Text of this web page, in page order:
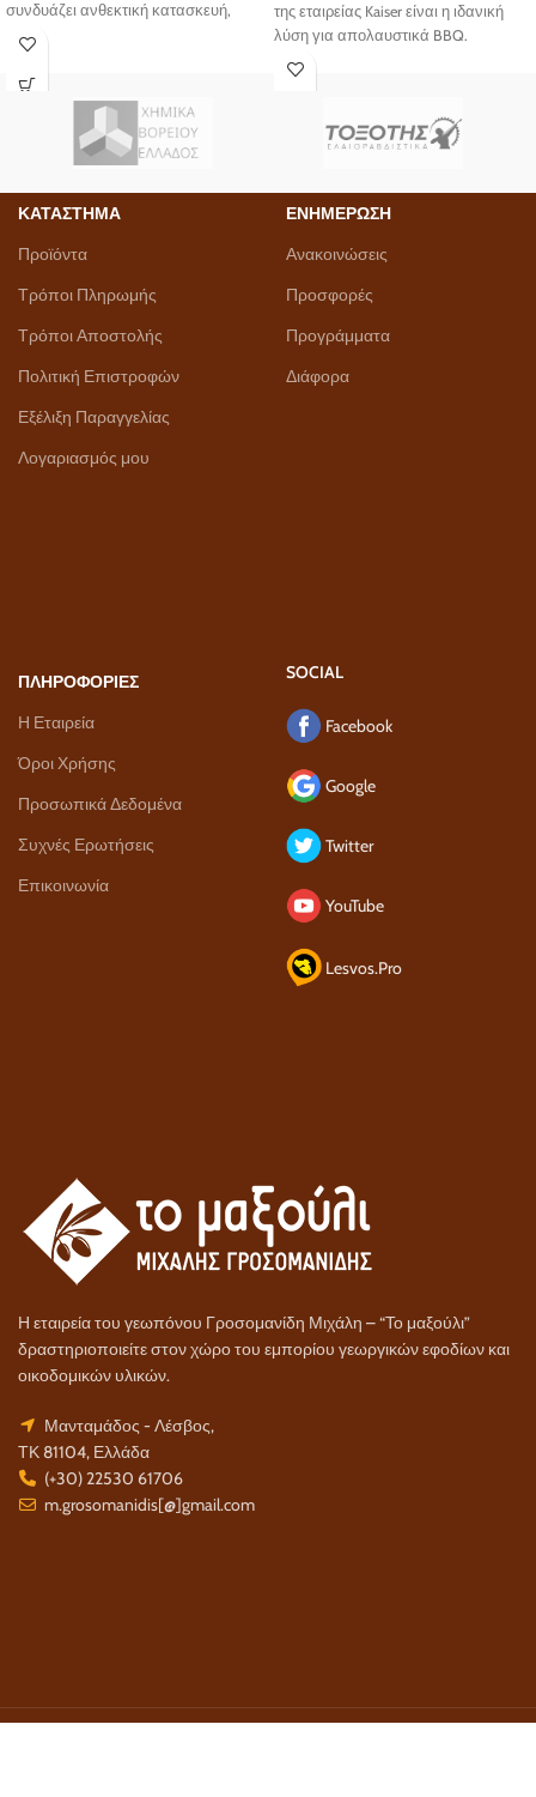
συνδυάζει ανθεκτική κατασκευή,
πρακτικό σχεδιασμό και εύκολη
της εταιρείας Kaiser είναι η ιδανική
λύση για απολαυστικά BBQ.
ΚΑΤΑΣΤΗΜΑ
Προϊόντα
Τρόποι Πληρωμής
Τρόποι Αποστολής
Πολιτική Επιστροφών
Εξέλιξη Παραγγελίας
Λογαριασμός μου
ΕΝΗΜΕΡΩΣΗ
Ανακοινώσεις
Προσφορές
Προγράμματα
Διάφορα
ΠΛΗΡΟΦΟΡΙΕΣ
Η Εταιρεία
Όροι Χρήσης
Προσωπικά Δεδομένα
Συχνές Ερωτήσεις
Επικοινωνία
SOCIAL
Facebook
Google
Twitter
YouTube
Lesvos.Pro
Η εταιρεία του γεωπόνου Γροσομανίδη Μιχάλη – “Το μαξούλι”
δραστηριοποιείτε στον χώρο του εμπορίου γεωργικών εφοδίων και
οικοδομικών υλικών.
Μανταμάδος - Λέσβος,
ΤΚ 81104, Ελλάδα
(+30) 22530 61706
m.grosomanidis[@]gmail.com